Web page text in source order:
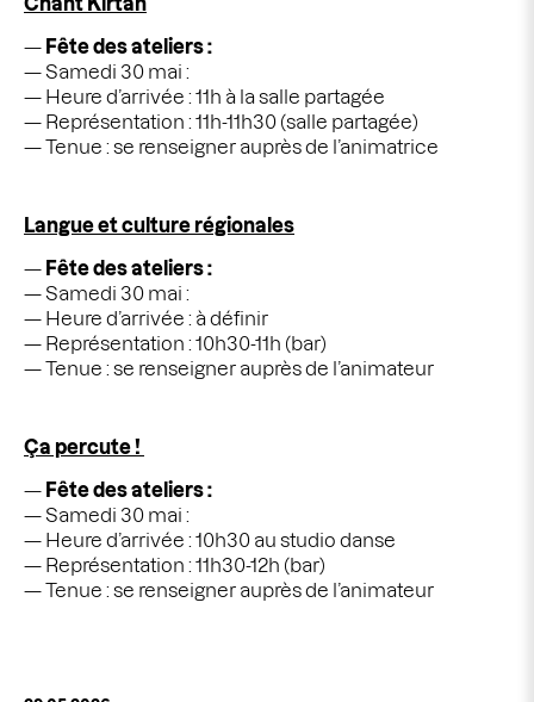
Fête des ateliers :
Samedi 30 mai :
Heure d’arrivée : 11h à la salle partagée
Représentation : 11h-11h30 (salle partagée)
Tenue : se renseigner auprès de l’animatrice
Langue et culture régionales
Fête des ateliers :
Samedi 30 mai :
Heure d’arrivée : à définir
Représentation : 10h30-11h (bar)
Tenue : se renseigner auprès de l’animateur
Ça percute !
Fête des ateliers :
Samedi 30 mai :
Heure d’arrivée : 10h30 au studio danse
Représentation : 11h30-12h (bar)
Tenue : se renseigner auprès de l’animateur